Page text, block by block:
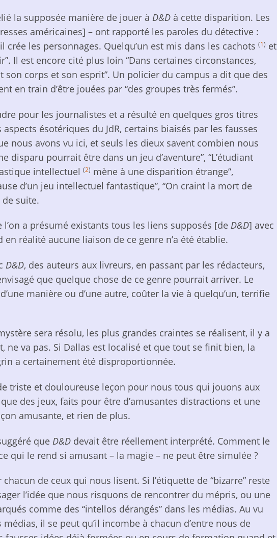
la supposée manière de jouer à D&D à cette disparition. Les
américaines] – ont rapporté les paroles du détective :
crée les personnages. Quelqu’un est mis dans les cachots (1) et
Il est encore cité plus loin “Dans certaines circonstances,
corps et son esprit”. Un policier du campus a dit que des
en train d’être jouées par “des groupes très fermés”.
pour les journalistes et a résulté en quelques gros titres
ésotériques du JdR, certains biaisés par les fausses
nous avons vu ici, et seuls les dieux savent combien nous
disparu pourrait être dans un jeu d’aventure”, “L’étudiant
intellectuel (2) mène à une disparition étrange”,
d’un jeu intellectuel fantastique”, “On craint la mort de
de suite.
a présumé existants tous les liens supposés [de D&D] avec
réalité aucune liaison de ce genre n’a été établie.
D&D, des auteurs aux livreurs, en passant par les rédacteurs,
que quelque chose de ce genre pourrait arriver. Le
manière ou d’une autre, coûter la vie à quelqu’un, terrifie
sera résolu, les plus grandes craintes se réalisent, il y a
ne va pas. Si Dallas est localisé et que tout se finit bien, la
a certainement été disproportionnée.
triste et douloureuse leçon pour nous tous qui jouons aux
des jeux, faits pour être d’amusantes distractions et une
amusante, et rien de plus.
que D&D devait être réellement interprété. Comment le
qui le rend si amusant – la magie – ne peut être simulée ?
de ceux qui nous lisent. Si l’étiquette de “bizarre” reste
l’idée que nous risquons de rencontrer du mépris, ou une
comme des “intellos dérangés” dans les médias. Au vu
il se peut qu’il incombe à chacun d’entre nous de